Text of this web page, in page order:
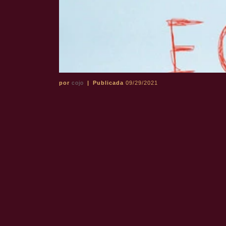
por cojo | Publicada 09/29/2021